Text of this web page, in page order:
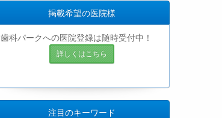
掲載希望の医院様
歯科パークへの医院登録は随時受付中！
詳しくはこちら
注目のキーワード